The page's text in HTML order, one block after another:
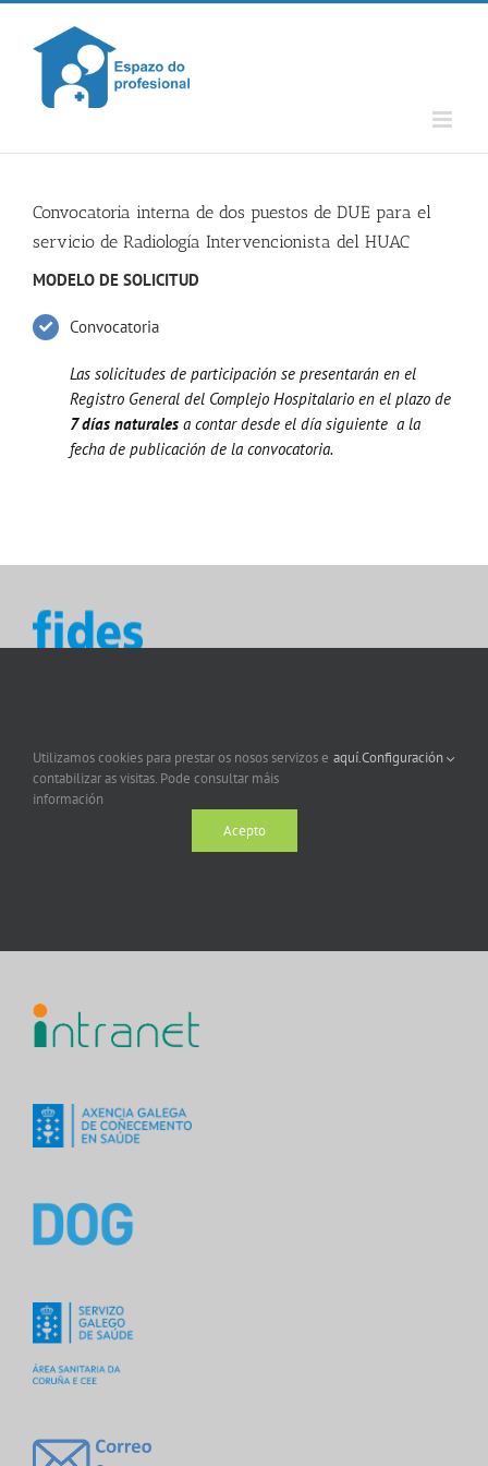
Skip
content
Convocatoria interna de dos puestos de DUE para el
servicio de Radiología Intervencionista del HUAC
MODELO DE SOLICITUD
Convocatoria
Las solicitudes de participación se presentarán en el
Registro General del Complejo Hospitalario en el plazo de
7 días naturalesa contar desde el día siguiente a la
fecha de publicación de la convocatoria.
Utilizamos cookies para prestar os nosos servizos e
contabilizar as visitas. Pode consultar máis
información
aquí.Configuración
Acepto